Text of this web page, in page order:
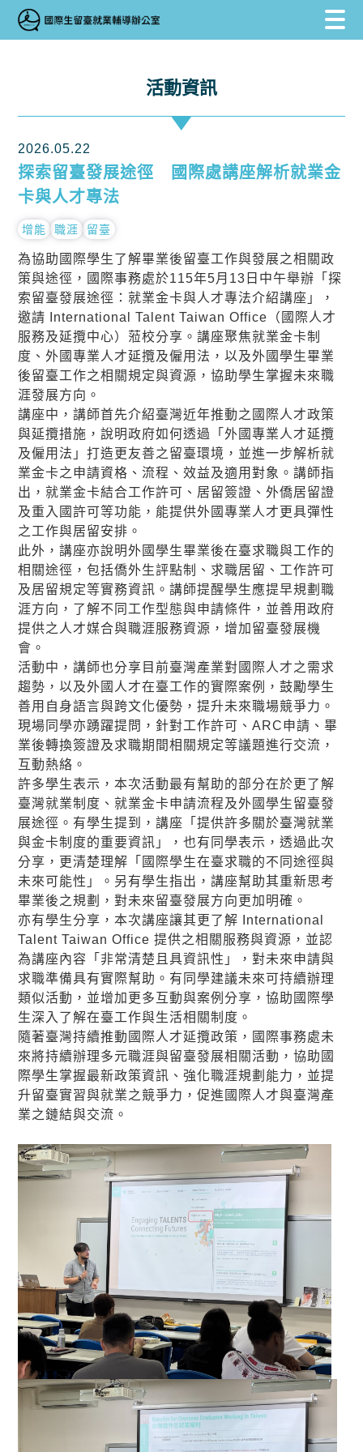
活動資訊
2026.05.22
探索留臺發展途徑 國際處講座解析就業金
卡與人才專法
增能 職涯 留臺
為協助國際學生了解畢業後留臺工作與發展之相關政
策與途徑，國際事務處於115年5月13日中午舉辦「探
索留臺發展途徑：就業金卡與人才專法介紹講座」，
邀請 International Talent Taiwan Office（國際人才
服務及延攬中心）蒞校分享。講座聚焦就業金卡制
度、外國專業人才延攬及僱用法，以及外國學生畢業
後留臺工作之相關規定與資源，協助學生掌握未來職
涯發展方向。
講座中，講師首先介紹臺灣近年推動之國際人才政策
與延攬措施，說明政府如何透過「外國專業人才延攬
及僱用法」打造更友善之留臺環境，並進一步解析就
業金卡之申請資格、流程、效益及適用對象。講師指
出，就業金卡結合工作許可、居留簽證、外僑居留證
及重入國許可等功能，能提供外國專業人才更具彈性
之工作與居留安排。
此外，講座亦說明外國學生畢業後在臺求職與工作的
相關途徑，包括僑外生評點制、求職居留、工作許可
及居留規定等實務資訊。講師提醒學生應提早規劃職
涯方向，了解不同工作型態與申請條件，並善用政府
提供之人才媒合與職涯服務資源，增加留臺發展機
會。
活動中，講師也分享目前臺灣產業對國際人才之需求
趨勢，以及外國人才在臺工作的實際案例，鼓勵學生
善用自身語言與跨文化優勢，提升未來職場競爭力。
現場同學亦踴躍提問，針對工作許可、ARC申請、畢
業後轉換簽證及求職期間相關規定等議題進行交流，
互動熱絡。
許多學生表示，本次活動最有幫助的部分在於更了解
臺灣就業制度、就業金卡申請流程及外國學生留臺發
展途徑。有學生提到，講座「提供許多關於臺灣就業
與金卡制度的重要資訊」，也有同學表示，透過此次
分享，更清楚理解「國際學生在臺求職的不同途徑與
未來可能性」。另有學生指出，講座幫助其重新思考
畢業後之規劃，對未來留臺發展方向更加明確。
亦有學生分享，本次講座讓其更了解 International
Talent Taiwan Office 提供之相關服務與資源，並認
為講座內容「非常清楚且具資訊性」，對未來申請與
求職準備具有實際幫助。有同學建議未來可持續辦理
類似活動，並增加更多互動與案例分享，協助國際學
生深入了解在臺工作與生活相關制度。
隨著臺灣持續推動國際人才延攬政策，國際事務處未
來將持續辦理多元職涯與留臺發展相關活動，協助國
際學生掌握最新政策資訊、強化職涯規劃能力，並提
升留臺實習與就業之競爭力，促進國際人才與臺灣產
業之鏈結與交流。